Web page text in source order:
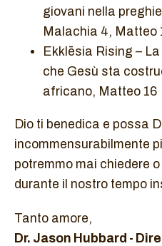
giovani nella
Malachia 4, Matteo
Ekklēsia Rising –
che Gesù sta
africano, Matteo 16
Dio ti benedica e possa
incommensurabilmente
potremmo mai chiedere
durante il nostro tempo
Tanto amore,
Dr. Jason Hubbard -